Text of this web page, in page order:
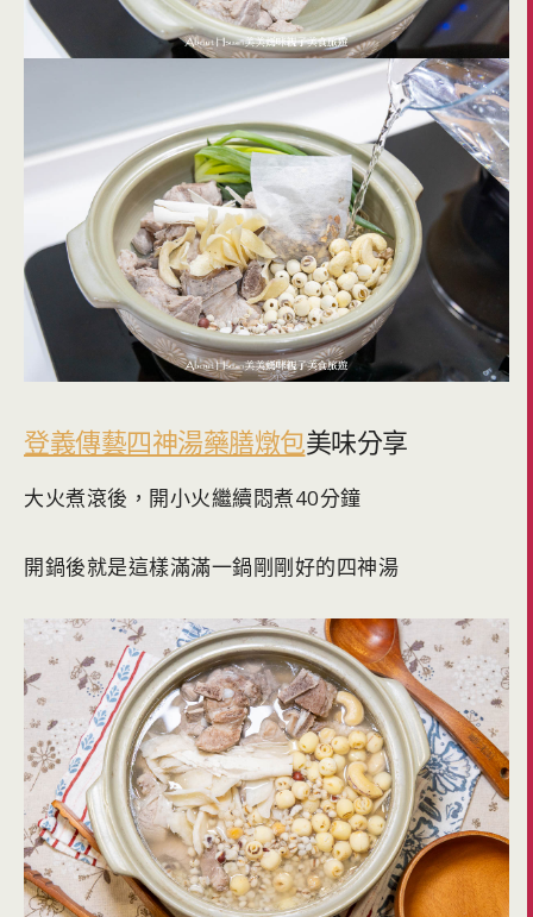
登義傳藝四神湯藥膳燉包美味分享
大火煮滾後，開小火繼續悶煮40分鐘
開鍋後就是這樣滿滿一鍋剛剛好的四神湯